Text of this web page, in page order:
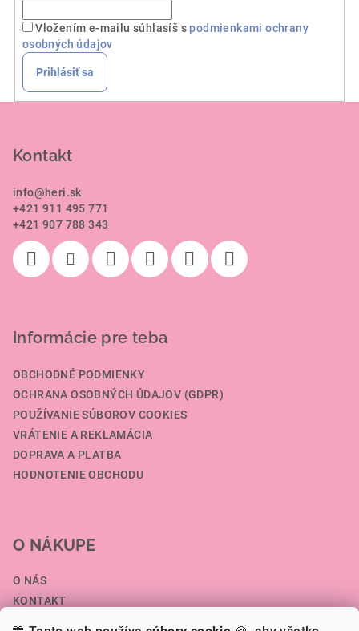
Vložením e-mailu súhlasíš spodmienkami ochrany
osobných údajov
Prihlásiť sa
Kontakt
info@heri.sk
+421 911 495 771
+421 907 788 343
Informácie pre teba
OBCHODNÉ PODMIENKY
OCHRANA OSOBNÝCH ÚDAJOV (GDPR)
POUŽÍVANIE SÚBOROV COOKIES
VRÁTENIE A REKLAMÁCIA
DOPRAVA A PLATBA
HODNOTENIE OBCHODU
O NÁKUPE
O NÁS
KONTAKT